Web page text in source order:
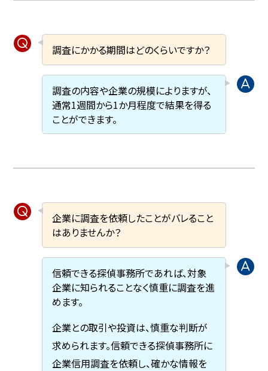
調査にかかる期間はどのくらいですか？
調査の内容や企業の規模によりますが、
通常1週間から1か月程度で結果を得る
ことができます。
企業に調査を依頼したことがバレること
はありませんか？
信頼できる探偵事務所であれば、対象
企業に知られることなく慎重に調査を進
めます。
企業との取引や投資は、慎重な判断が
求められます。信頼できる探偵事務所に
企業信用調査を依頼し、確かな情報を